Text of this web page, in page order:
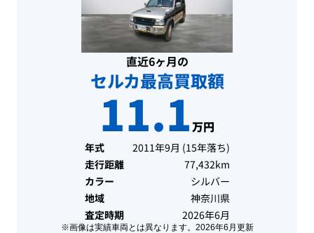
直近6ヶ月の
セルカ最高買取額
11.1万円
年式 2011年9月 (15年落ち)
走行距離
77,432km
カラー
シルバー
地域
神奈川県
査定時期
2026年6月
※画像は実績車両とは異なります。 2026年6月 更新